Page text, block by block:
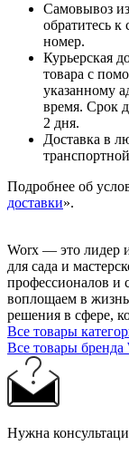
Самовывоз
обратитесь к
номер.
Курьерская
товара с
указанному
время. Срок
2 дня.
Доставка в
Подробнее об
доставки».
Worx — это лидер
для сада и
профессионалов и
воплощаем в
решения в сфере,
Все товары
Все товары бренда
Нужна